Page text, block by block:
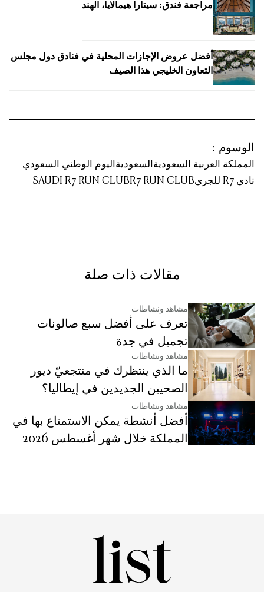
مراجعة فندق: سيتارا هيمالايا، الهند
أفضل عروض الإجازات المحلية في فنادق دول مجلس
التعاون الخليجي هذا الصيف
الوسوم :
المملكة العربية السعودية السعودية اليوم الوطني السعودي
نادي R7 للجري
R7 RUN CLUB
SAUDI R7 RUN CLUB
مقالات ذات صلة
مشاهد ونشاطات
تعرف على أفضل سبع صالونات
تجميل في جدة
مشاهد ونشاطات
ما الذي ينتظرك في منتجعيّ ديور
الصحيين الجديدين في إيطاليا؟
مشاهد ونشاطات
أفضل أنشطة يمكن الاستمتاع بها في
المملكة خلال شهر أغسطس 2026